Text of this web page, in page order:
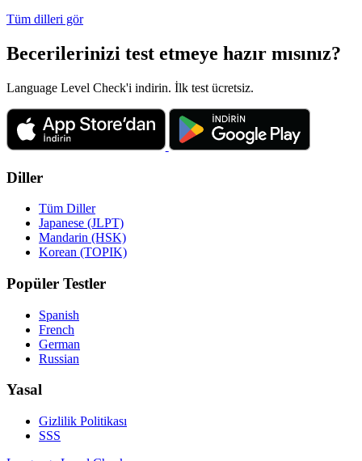
Tüm dilleri gör
Becerilerinizi test etmeye hazır mısınız?
Language Level Check'i indirin. İlk test ücretsiz.
Diller
Tüm Diller
Japanese (JLPT)
Mandarin (HSK)
Korean (TOPIK)
Popüler Testler
Spanish
French
German
Russian
Yasal
Gizlilik Politikası
SSS